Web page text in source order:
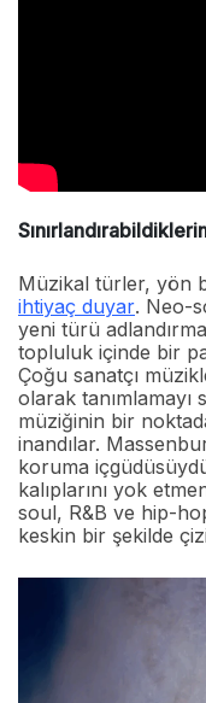
Müzikal türler, yön
ihtiyaç duyar. Neo-
yeni türü
topluluk içinde bir
Çoğu sanatçı
olarak
müziğinin bir
inandılar.
koruma
kalıplarını yok
soul, R&B ve hip-
keskin bir şekilde